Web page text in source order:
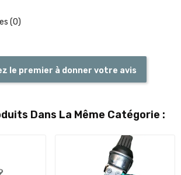
(0)
le premier à donner votre avis
Dans La Même Catégorie :